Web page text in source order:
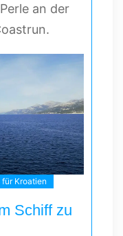
an der
Kroatien
Schiff zu